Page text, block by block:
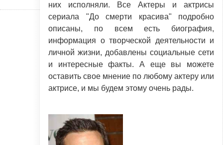
них исполняли. Все Актеры и актрисы
сериала "До смерти красива" подробно
описаны, по всем есть биография,
информация о творческой деятельности и
личной жизни, добавлены социальные сети
и интересные факты. А еще вы можете
оставить свое мнение по любому актеру или
актрисе, и мы будем этому очень рады.